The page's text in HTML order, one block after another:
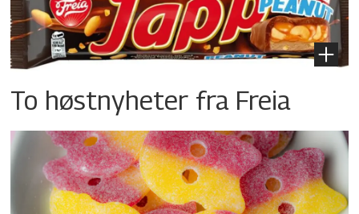
To høstnyheter fra Freia